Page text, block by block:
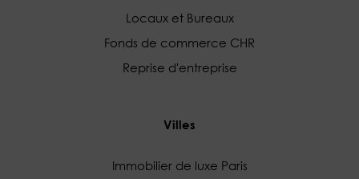
Locaux et Bureaux
Fonds de commerce CHR
Reprise d'entreprise
Villes
Immobilier de luxe Paris